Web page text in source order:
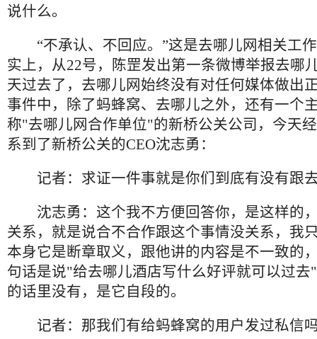
说什么。
“不承认、不回应。”这是去哪儿网相关工
实上，从22号，陈罡发出第一条微博举报去哪
天过去了，去哪儿网始终没有对任何媒体做出
事件中，除了蚂蜂窝、去哪儿之外，还有一个
称"去哪儿网合作单位"的新桥公关公司，今天
系到了新桥公关的CEO沈志勇：
记者：求证一件事就是你们到底有没有跟
沈志勇：这个我不方便回答你，是这样的
关系，就是说合不合作跟这个事情没关系，我
本身它是断章取义，跟他讲的内容是不一致的
句话是说"给去哪儿酒店写什么好评就可以过去
的话里没有，是它自段的。
记者：那我们有给蚂蜂窝的用户发过私信